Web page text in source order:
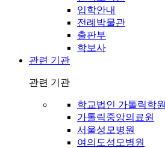
입학안내
전례박물관
출판부
학보사
관련 기관
관련 기관
학교법인 가톨릭학원
가톨릭중앙의료원
서울성모병원
여의도성모병원